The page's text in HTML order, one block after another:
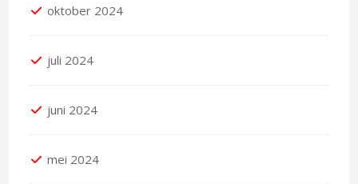
oktober 2024
juli 2024
juni 2024
mei 2024